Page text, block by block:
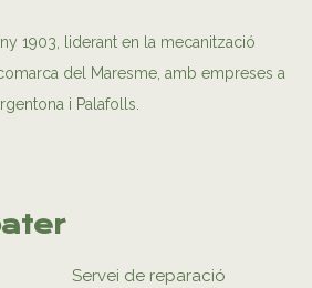
1903, liderant en la mecanització
del Maresme, amb empreses a
i Palafolls.
Servei de reparació